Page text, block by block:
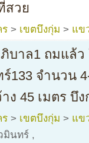
สวย
> เขตบึงกุ่ม > แข
บาล1 ถมแล้ว
จำนวน
ง 45 เมตร บึ
> เขตบึงกุ่ม > แข
มินทร์ ,